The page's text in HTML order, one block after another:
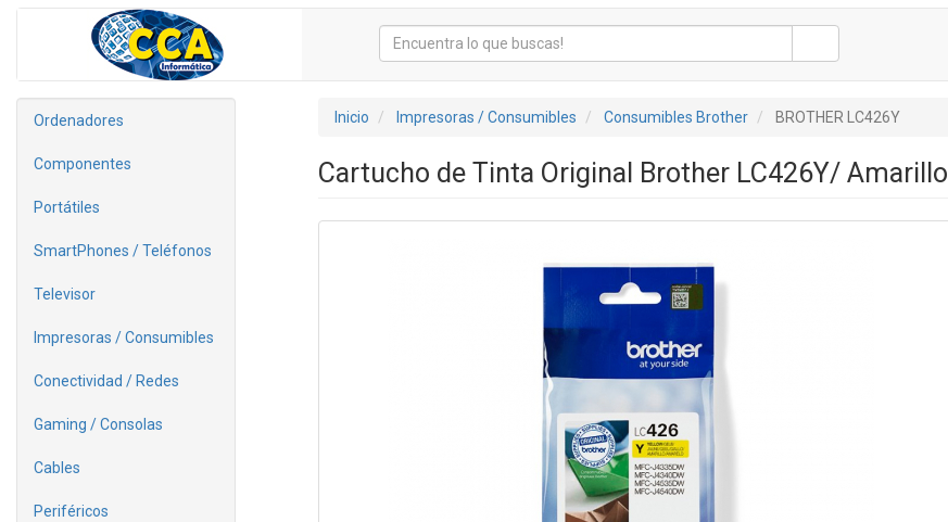
Ordenadores
Componentes
Portátiles
SmartPhones / Teléfonos
Televisor
Impresoras / Consumibles
Conectividad / Redes
Gaming / Consolas
Cables
Periféricos
Inicio Impresoras / Consumibles Consumibles Brother BROTHER LC426Y
Cartucho de Tinta Original Brother LC426Y/ Amarillo